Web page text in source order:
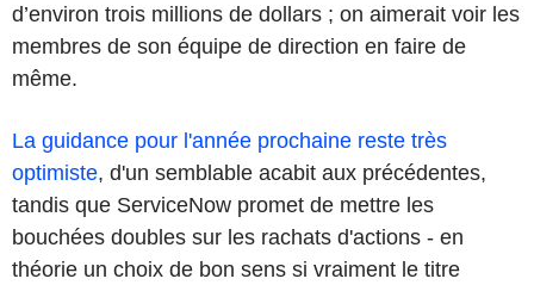
d’environ trois millions de dollars ; on aimerait voir les
membres de son équipe de direction en faire de
même.
La guidance pour l'année prochaine reste très
optimiste, d'un semblable acabit aux précédentes,
tandis que ServiceNow promet de mettre les
bouchées doubles sur les rachats d'actions - en
théorie un choix de bon sens si vraiment le titre